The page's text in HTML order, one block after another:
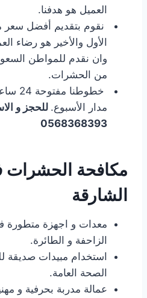
العميل هو هدفنا.
نقوم بتقديم أفضل سعر
الأول والأخير هو رضاء
وان نقدم للمواطن
من الحشرات.
مدار الأسبوع. للحجز و
0568368393
مكافحة الحشرات
الشارقة
معدات و اجهزة متطورة
الزاحفة و الطائرة.
استخدام مبيدات صديقة
الصحة العامة.
عمالة مدربة بحرفية و